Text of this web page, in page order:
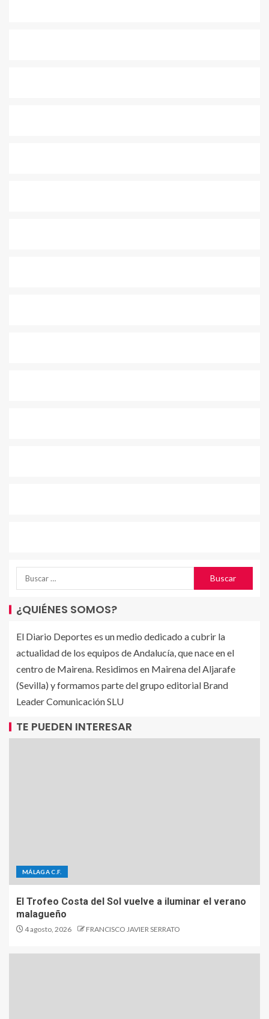
¿QUIÉNES SOMOS?
El Diario Deportes es un medio dedicado a cubrir la
actualidad de los equipos de Andalucía, que nace en el
centro de Mairena. Residimos en Mairena del Aljarafe
(Sevilla) y formamos parte del grupo editorial Brand
Leader Comunicación SLU
TE PUEDEN INTERESAR
MÁLAGA C.F.
El Trofeo Costa del Sol vuelve a iluminar el verano
malagueño
4 agosto, 2026 FRANCISCO JAVIER SERRATO